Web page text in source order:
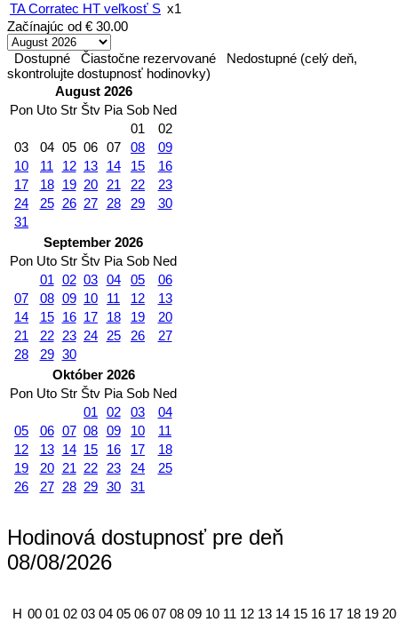
TA Corratec HT veľkosť S x1
Začínajúc od € 30.00
Dostupné Čiastočne rezervované
Nedostupné (celý deň,
skontrolujte dostupnosť hodinovky)
August 2026
Pon Uto Str Štv Pia Sob Ned
01
02
03
04 05 06 07 08
09
10
11 12 13 14 15
16
17
18 19 20 21 22
23
24
25 26 27 28 29
30
31
September 2026
Pon Uto Str Štv Pia Sob Ned
01 02 03 04 05
06
07
08 09 10 11 12
13
14
15 16 17 18 19
20
21
22 23 24 25 26
27
28
29 30
Október 2026
Pon Uto Str Štv Pia Sob Ned
01
02 03
04
05
06 07 08 09 10
11
12
13 14 15 16 17
18
19
20 21 22 23 24
25
26
27 28 29 30 31
Hodinová dostupnosť pre deň
08/08/2026
H 00 01 02 03 04 05 06 07 08 09 10 11 12 13 14 15 16 17 18 19 20